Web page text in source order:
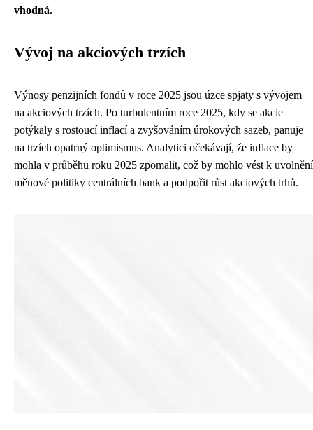
vhodná.
Vývoj na akciových trzích
Výnosy penzijních fondů v roce 2025 jsou úzce spjaty s vývojem
na akciových trzích. Po turbulentním roce 2025, kdy se akcie
potýkaly s rostoucí inflací a zvyšováním úrokových sazeb, panuje
na trzích opatrný optimismus. Analytici očekávají, že inflace by
mohla v průběhu roku 2025 zpomalit, což by mohlo vést k uvolnění
měnové politiky centrálních bank a podpořit růst akciových trhů.